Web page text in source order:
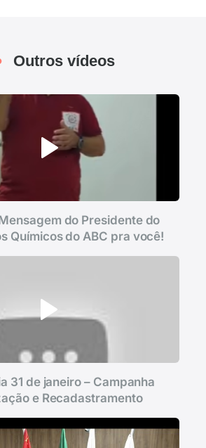
Outros vídeos
do Presidente do
Químicos do ABC pra você!
31 de janeiro – Campanha
e Recadastramento